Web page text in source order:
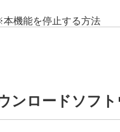
機能を停止する方法
ていただき、[管理]-[ファー
さい。
ンロードソフ